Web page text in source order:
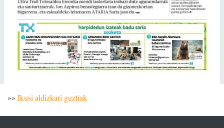
»» Ikusi aldizkari guztiak